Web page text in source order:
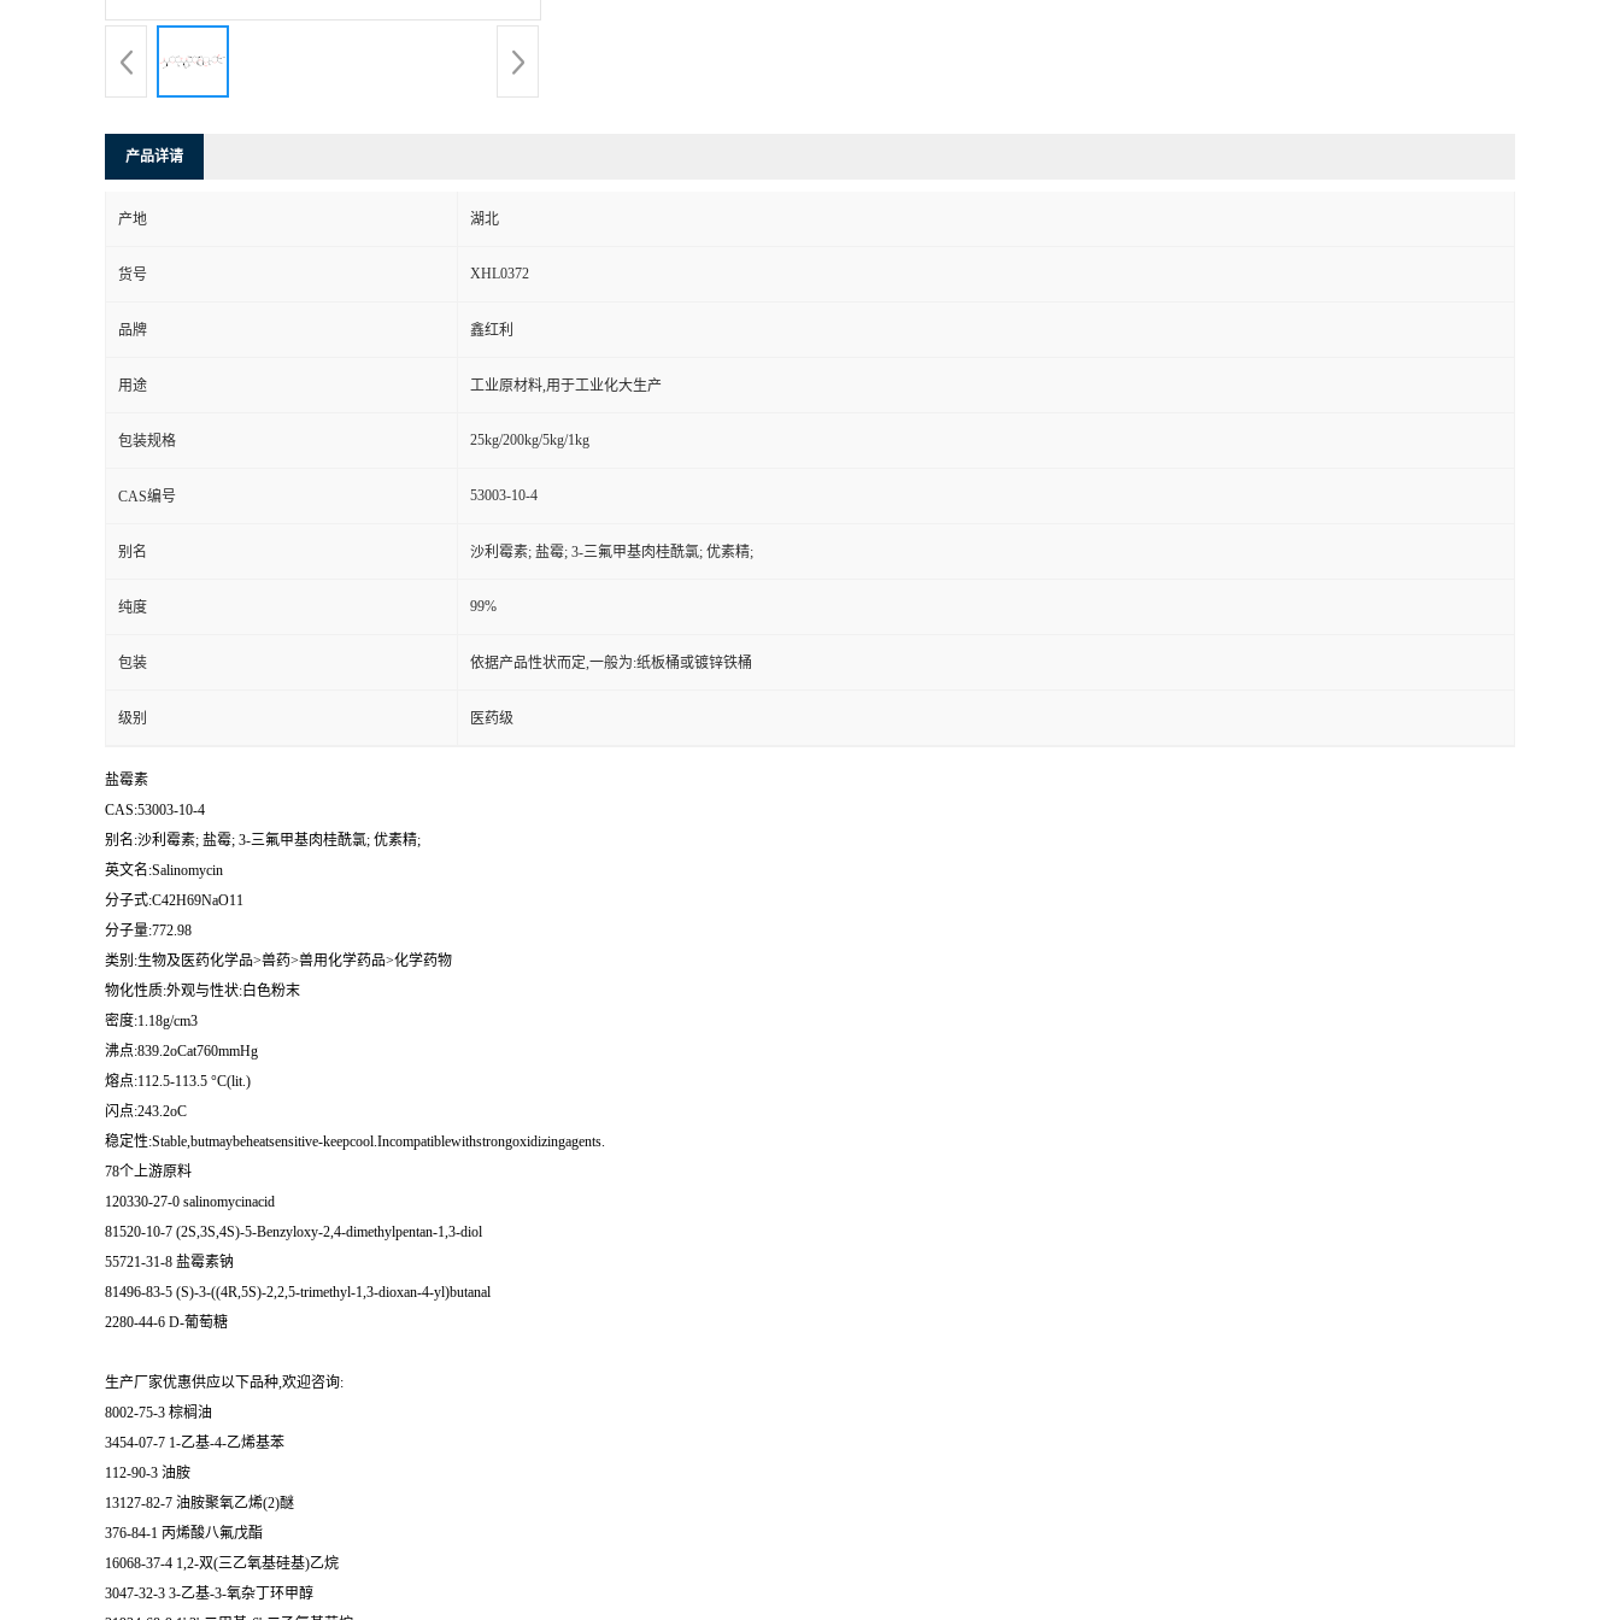
产品详请
产地 湖北
货号 XHL0372
品牌 鑫红利
用途 工业原材料,用于工业化大生产
包装规格 25kg/200kg/5kg/1kg
CAS编号 53003-10-4
别名 沙利霉素; 盐霉; 3-三氟甲基肉桂酰氯; 优素精;
纯度 99%
包装 依据产品性状而定,一般为:纸板桶或镀锌铁桶
级别 医药级
盐霉素
CAS:53003-10-4
别名:沙利霉素; 盐霉; 3-三氟甲基肉桂酰氯; 优素精;
英文名:Salinomycin
分子式:C42H69NaO11
分子量:772.98
类别:生物及医药化学品>兽药>兽用化学药品>化学药物
物化性质:外观与性状:白色粉末
密度:1.18g/cm3
沸点:839.2oCat760mmHg
熔点:112.5-113.5 °C(lit.)
闪点:243.2oC
稳定性:Stable,butmaybeheatsensitive-keepcool.Incompatiblewithstrongoxidizingagents.
78个上游原料
120330-27-0 salinomycinacid
81520-10-7 (2S,3S,4S)-5-Benzyloxy-2,4-dimethylpentan-1,3-diol
55721-31-8 盐霉素钠
81496-83-5 (S)-3-((4R,5S)-2,2,5-trimethyl-1,3-dioxan-4-yl)butanal
2280-44-6 D-葡萄糖
生产厂家优惠供应以下品种,欢迎咨询:
8002-75-3 棕榈油
3454-07-7 1-乙基-4-乙烯基苯
112-90-3 油胺
13127-82-7 油胺聚氧乙烯(2)醚
376-84-1 丙烯酸八氟戊酯
16068-37-4 1,2-双(三乙氧基硅基)乙烷
3047-32-3 3-乙基-3-氧杂丁环甲醇